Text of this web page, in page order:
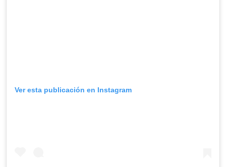
Ver esta publicación en Instagram